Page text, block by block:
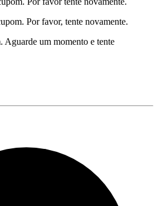
Por favor, tente novamente.
Aguarde um momento e tente